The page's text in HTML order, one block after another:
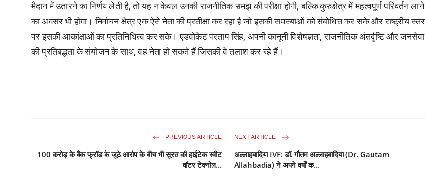
मैदान में उतारने का निर्णय लेती है, तो यह न केवल उनकी राजनीतिक समझ की परीक्षा होगी, बल्कि कुरुक्षेत्र में महत्वपूर्ण परिवर्तन लाने
का अवसर भी होगा। निर्वाचन क्षेत्र एक ऐसे नेता की प्रतीक्षा कर रहा है जो इसकी समस्याओं को संबोधित कर सके और राष्ट्रीय स्तर
पर इसकी आकांक्षाओं का प्रतिनिधित्व कर सके। एडवोकेट परताप सिंह, अपनी कानूनी विशेषज्ञता, राजनीतिक अंतर्दृष्टि और जनसेवा
की प्रतिबद्धता के संयोजन के साथ, वह नेता हो सकते हैं जिसकी वे तलाश कर रहे हैं।
PREVIOUS ARTICLE
100 करोड़ के बैंक फ्रॉड के जूठे आरोप के बीच भी सूरत की हाईटेक स्वीट
वॉटर टेक्नोल...
NEXT ARTICLE
अल्लाहबादिया IVF: डॉ. गौतम अल्लाहबादिया (Dr. Gautam
Allahbadia) ने अपने वर्षों क...